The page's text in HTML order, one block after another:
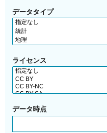
データタイプ
ライセンス
データ時点